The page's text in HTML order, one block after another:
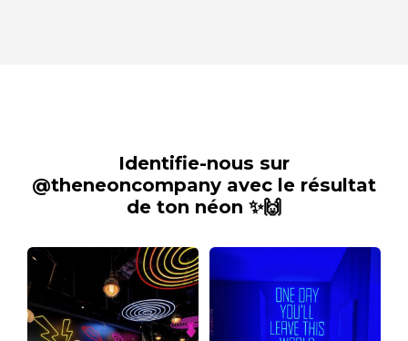
Identifie-nous sur
@theneoncompany avec le résultat
de ton néon ✨🙌